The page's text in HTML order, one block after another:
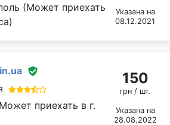
(Может приехать
Указана на
08.12.2021
приехать в г.
150
грн / шт.
Указана на
28.08.2022